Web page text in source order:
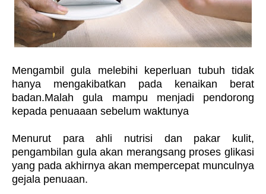
Mengambil gula melebihi keperluan tubuh tidak
hanya mengakibatkan pada kenaikan berat
badan.Malah gula mampu menjadi pendorong
kepada penuaaan sebelum waktunya
Menurut para ahli nutrisi dan pakar kulit,
pengambilan gula akan merangsang proses glikasi
yang pada akhirnya akan mempercepat munculnya
gejala penuaan.